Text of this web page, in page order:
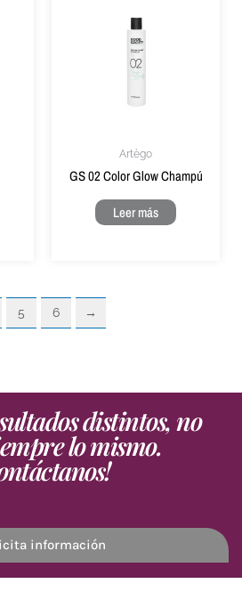
Artègo
GS 02 Color Glow Champú
Leer más
5 6 →
distintos, no
lo mismo.
información